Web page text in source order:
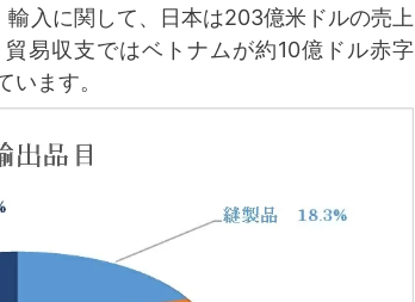
輸入に関して、日本は203億米ドルの売上
貿易収支ではベトナムが約10億ドル赤字
ます。